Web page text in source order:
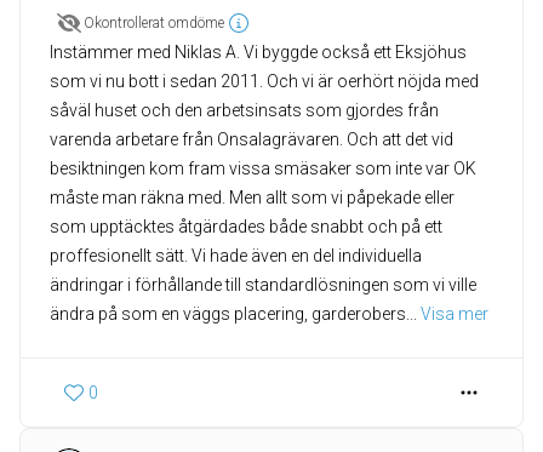
Okontrollerat omdöme
Instämmer med Niklas A. Vi byggde också ett Eksjöhus
som vi nu bott i sedan 2011. Och vi är oerhört nöjda med
såväl huset och den arbetsinsats som gjordes från
varenda arbetare från Onsalagrävaren. Och att det vid
besiktningen kom fram vissa smäsaker som inte var OK
måste man räkna med. Men allt som vi påpekade eller
som upptäcktes åtgärdades både snabbt och på ett
proffesionellt sätt. Vi hade även en del individuella
ändringar i förhållande till standardlösningen som vi ville
ändra på som en väggs placering, garderobers
Visa mer
0